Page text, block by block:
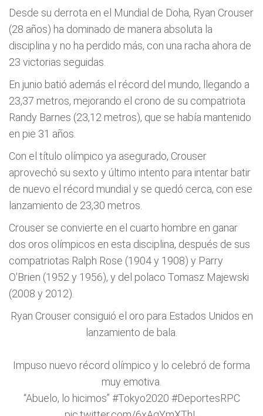
Desde su derrota en el Mundial de Doha, Ryan Crouser
(28 años) ha dominado de manera absoluta la
disciplina y no ha perdido más, con una racha ahora de
23 victorias seguidas.
En junio batió además el récord del mundo, llegando a
23,37 metros, mejorando el crono de su compatriota
Randy Barnes (23,12 metros), que se había mantenido
en pie 31 años.
Con el título olímpico ya asegurado, Crouser
aprovechó su sexto y último intento para intentar batir
de nuevo el récord mundial y se quedó cerca, con ese
lanzamiento de 23,30 metros.
Crouser se convierte en el cuarto hombre en ganar
dos oros olímpicos en esta disciplina, después de sus
compatriotas Ralph Rose (1904 y 1908) y Parry
O'Brien (1952 y 1956), y del polaco Tomasz Majewski
(2008 y 2012).
Ryan Crouser consiguió el oro para Estados Unidos en
lanzamiento de bala.
Impuso nuevo récord olímpico y lo celebró de forma
muy emotiva.
“Abuelo, lo hicimos” #Tokyo2020 #DeportesRPC